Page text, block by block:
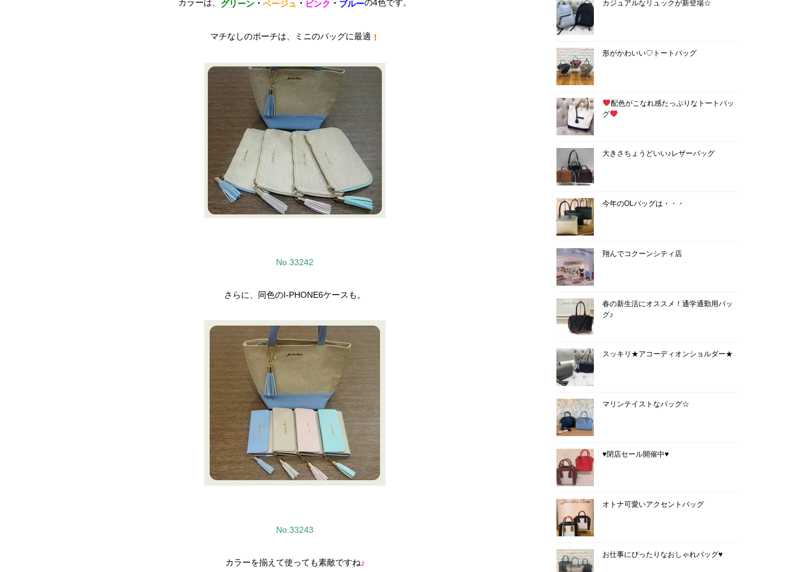
カラーは、 グリーン ・ ベージュ ・ ピンク ・ ブルーの4色です。
マチなしのポーチは、ミニのバッグに最適 ！
No.33242
さらに、同色のI-PHONE6ケースも。
No.33243
カラーを揃えて使っても素敵ですね♪
カジュアルなリュックが新登場☆
形がかわいい♡トートバッグ
配色がこなれ感たっぷりなトートバッ
グ
大きさちょうどいい♪レザーバッグ
今年のOLバッグは・・・
翔んでコクーンシティ店
春の新生活にオススメ！通学通勤用バッ
グ♪
スッキリ★アコーディオンショルダー★
マリンテイストなバッグ☆
♥閉店セール開催中♥
オトナ可愛いアクセントバッグ
お仕事にぴったりなおしゃれバッグ♥